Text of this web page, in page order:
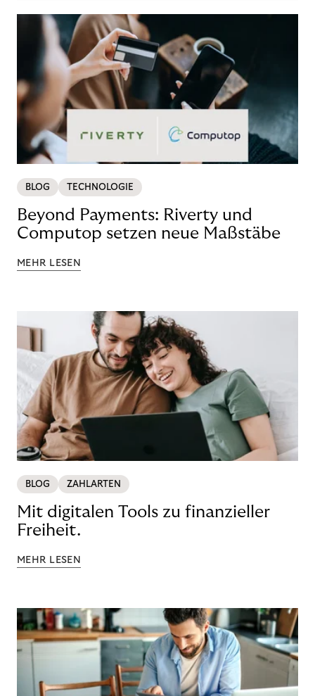
BLOG TECHNOLOGIE
Beyond Payments: Riverty und
Computop setzen neue Maßstäbe
MEHR LESEN
BLOG ZAHLARTEN
Mit digitalen Tools zu finanzieller
Freiheit.
MEHR LESEN